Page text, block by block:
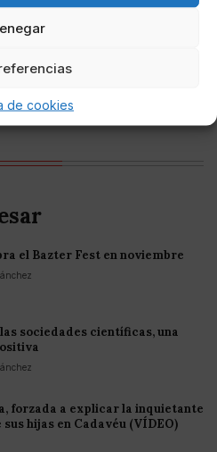
de cookies
online con
y Bitcoin en México 2025
el Bazter Fest en noviembre
sociedades científicas, una
forzada a explicar la inquietante
sus hijas en Cadavéu (VÍDEO)